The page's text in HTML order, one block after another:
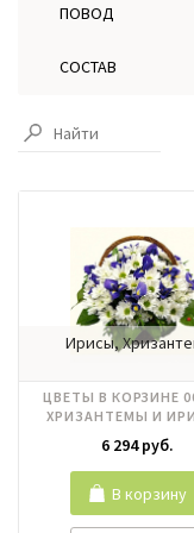
ПОВОД
СОСТАВ
Ирисы,
ЦВЕТЫ В КОРЗИНЕ
ХРИЗАНТЕМЫ И
6 294 руб.
В корзину